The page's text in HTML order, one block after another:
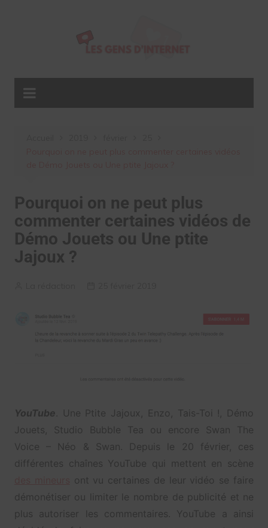
Pourquoi on ne peut plus
commenter certaines vidéos de
Démo Jouets ou Une ptite
Jajoux ?
YouTube . Une Ptite Jajoux, Enzo, Tais-Toi !, Démo
Jouets, Studio Bubble Tea ou encore Swan The
Voice – Néo & Swan. Depuis le 20 février, ces
différentes chaînes YouTube qui mettent en scène
ont vu certaines de leur vidéo se faire
démonétiser ou limiter le nombre de publicité et ne
plus autoriser les commentaires. YouTube a ainsi